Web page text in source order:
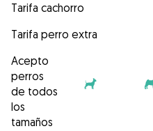
Tarifa cachorro
Tarifa perro extra
Acepto
perros
de todos
los
tamaños